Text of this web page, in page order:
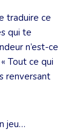
traduire ce
qui te
n’est-ce
Tout ce qui
renversant
jeu…